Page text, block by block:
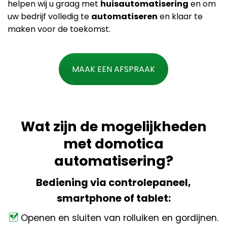
helpen wij u graag met huisautomatisering en om
uw bedrijf volledig te automatiseren en klaar te
maken voor de toekomst.
MAAK EEN AFSPRAAK
Wat zijn de mogelijkheden
met domotica
automatisering?
Bediening via controlepaneel,
smartphone of tablet:
Openen en sluiten van rolluiken en gordijnen.